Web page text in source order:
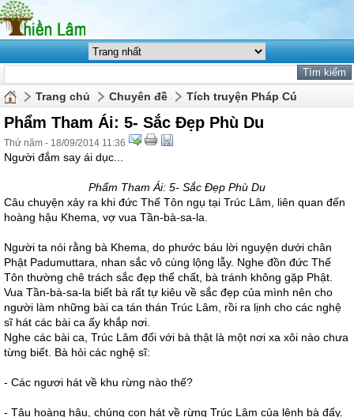
Trang chủ Chuyên đề Tích truyện Pháp Cú
Phẩm Tham Ái: 5- Sắc Ðẹp Phù Du
Thứ năm - 18/09/2014 11:36
Người đắm say ái dục...
Phẩm Tham Ái: 5- Sắc Ðẹp Phù Du
Câu chuyện xảy ra khi đức Thế Tôn ngụ tại Trúc Lâm, liên quan đến
hoàng hậu Khema, vợ vua Tần-bà-sa-la.
Người ta nói rằng bà Khema, do phước báu lời nguyện dưới chân
Phật Padumuttara, nhan sắc vô cùng lộng lẫy. Nghe đồn đức Thế
Tôn thường chê trách sắc đẹp thể chất, bà tránh không gặp Phật.
Vua Tần-bà-sa-la biết bà rất tự kiêu về sắc đẹp của mình nên cho
người làm những bài ca tán thán Trúc Lâm, rồi ra lịnh cho các nghệ
sĩ hát các bài ca ấy khắp nơi.
Nghe các bài ca, Trúc Lâm đối với bà thật là một nơi xa xôi nào chưa
từng biết. Bà hỏi các nghệ sĩ:
- Các ngươi hát về khu rừng nào thế?
- Tâu hoàng hậu, chúng con hát về rừng Trúc Lâm của lệnh bà đấy.